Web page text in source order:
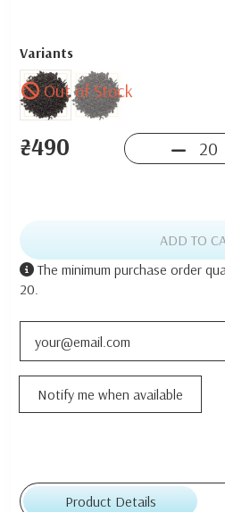
Variants
Out of Stock
₴490
ADD TO
The minimum purchase order
20.
Product Details